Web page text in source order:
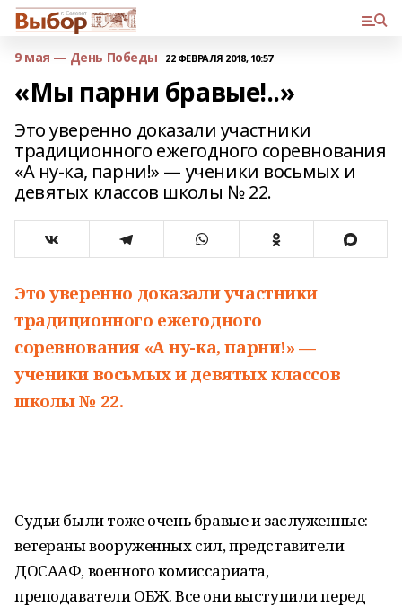
9 мая — День Победы 22 ФЕВРАЛЯ 2018, 10:57
«Мы парни бравые!..»
Это уверенно доказали участники
традиционного ежегодного соревнования
«А ну-ка, парни!» — ученики восьмых и
девятых классов школы № 22.
Это уверенно доказали участники
традиционного ежегодного
соревнования «А ну-ка, парни!» —
ученики восьмых и девятых классов
школы № 22.
Судьи были тоже очень бравые и заслуженные:
ветераны вооруженных сил, представители
ДОСААФ, военного комиссариата,
преподаватели ОБЖ. Все они выступили перед